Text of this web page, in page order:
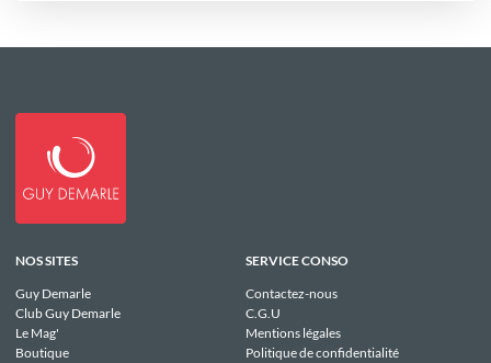
NOS SITES
Guy Demarle
Club Guy Demarle
Le Mag'
Boutique
SERVICE CONSO
Contactez-nous
C.G.U
Mentions légales
Politique de confidentialité